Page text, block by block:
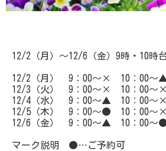
12/2（月）～12/6（金）9時・10時
12/2（月） 9：00～× 10：00～▲
12/3（火） 9：00～× 10：00～×
12/4（水） 9：00～▲ 10：00～×
12/5（木） 9：00～● 10：00～×
12/6（金） 9：00～▲ 10：00～
マーク説明 ●…ご予約可